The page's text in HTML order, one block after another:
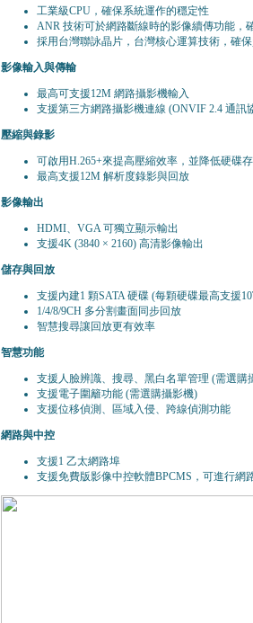
⼯業級CPU，確保系統運作的穩定性
ANR 技術可於網路斷線時的影像續傳功能，
採⽤台灣聯詠晶片，台灣核⼼運算技術，確
影像輸入與傳輸
最⾼可⽀援12M 網路攝影機輸入
⽀援第三⽅網路攝影機連線 (ONVIF 2.4 通訊
壓縮與錄影
可啟⽤H.265+來提⾼壓縮效率，並降低硬碟
最⾼⽀援12M 解析度錄影與回放
影像輸出
HDMI、VGA 可獨立顯⽰輸出
⽀援4K (3840 × 2160) ⾼清影像輸出
儲存與回放
⽀援內建1 顆SATA 硬碟 (每顆硬碟最⾼⽀援
1/4/8/9CH 多分割畫⾯同步回放
智慧搜尋讓回放更有效率
智慧功能
⽀援⼈臉辨識、搜尋、⿊⽩名單管理 (需選購
⽀援電⼦圍籬功能 (需選購攝影機)
⽀援位移偵測、區域入侵、跨線偵測功能
網路與中控
⽀援1 ⼄太網路埠
⽀援免費版影像中控軟體BPCMS，可進⾏網